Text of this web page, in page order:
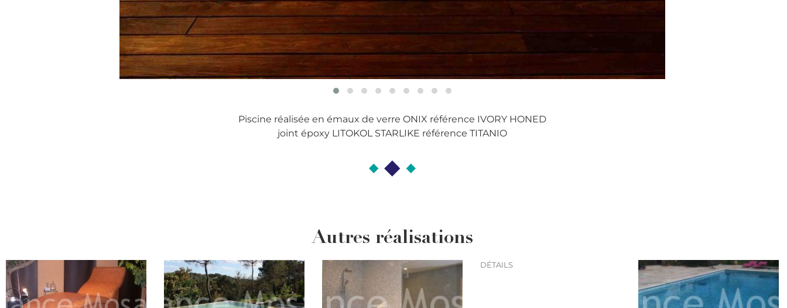
Piscine réalisée en émaux de verre ONIX référence IVORY HONED
joint époxy LITOKOL STARLIKE référence TITANIO
Autres réalisations
DÉTAILS